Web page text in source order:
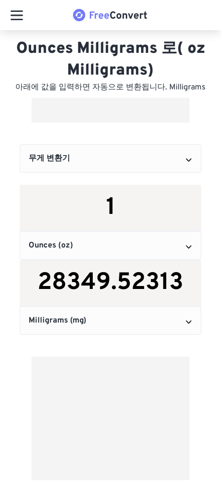
Ounces Milligrams 로( oz
Milligrams)
아래에 값을 입력하면 자동으로 변환됩니다. Milligrams